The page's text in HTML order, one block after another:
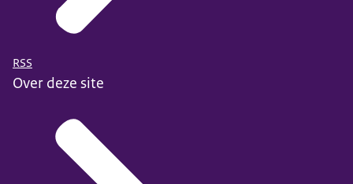
RSS
Over deze site